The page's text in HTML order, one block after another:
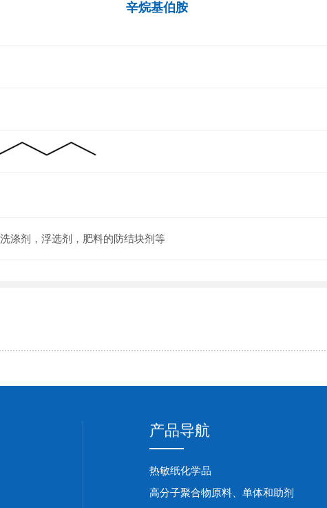
辛烷基伯胺
涤剂，浮选剂，肥料的防结块剂等
产品导航
热敏纸化学品
高分子聚合物原料、单体和助剂